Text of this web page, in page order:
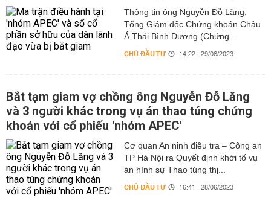
Thông tin ông Nguyễn Đỗ Lăng,
Tổng Giám đốc Chứng khoán Châu
Á Thái Bình Dương (Chứng...
CHỦ ĐẦU TƯ 14:22 | 29/06/2023
Bắt tạm giam vợ chồng ông Nguyễn Đỗ Lăng
và 3 người khác trong vụ án thao túng chứng
khoán với cổ phiếu 'nhóm APEC'
Cơ quan An ninh điều tra – Công an
TP Hà Nội ra Quyết định khởi tố vụ
án hình sự Thao túng thị...
CHỦ ĐẦU TƯ 16:41 | 28/06/2023